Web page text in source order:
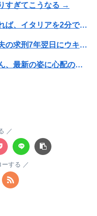
すぎてこうなる →
トランプ「イランが核兵器を作れば、イタリアを2分で消滅させる」メローニ「核を持っている国で実際に使ったアホはアメリカだけｗ」
【悲報】ジャンポケ斉藤の妻、夫の求刑7年翌日にウキウキでInstagram更新
【画像】人工肛門の松本人志さん、最新の姿に心配の声殺到…
ーする